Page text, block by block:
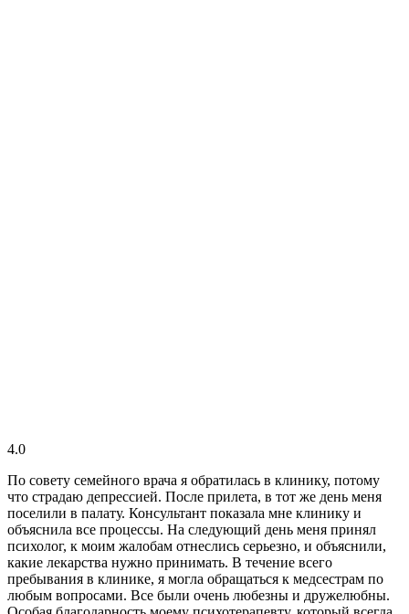
4.0
По совету семейного врача я обратилась в клинику, потому
что страдаю депрессией. После прилета, в тот же день меня
поселили в палату. Консультант показала мне клинику и
объяснила все процессы. На следующий день меня принял
психолог, к моим жалобам отнеслись серьезно, и объяснили,
какие лекарства нужно принимать. В течение всего
пребывания в клинике, я могла обращаться к медсестрам по
любым вопросами. Все были очень любезны и дружелюбны.